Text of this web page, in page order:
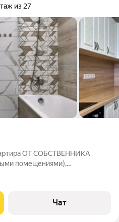
из 27
ОТ СОБСТВЕННИКА
помещениями),
Краснодар, улица
размещено на 6-м этаже
в эксплуатацию в
Чат